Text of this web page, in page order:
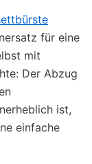
für eine
mit
Der Abzug
ist,
einfache